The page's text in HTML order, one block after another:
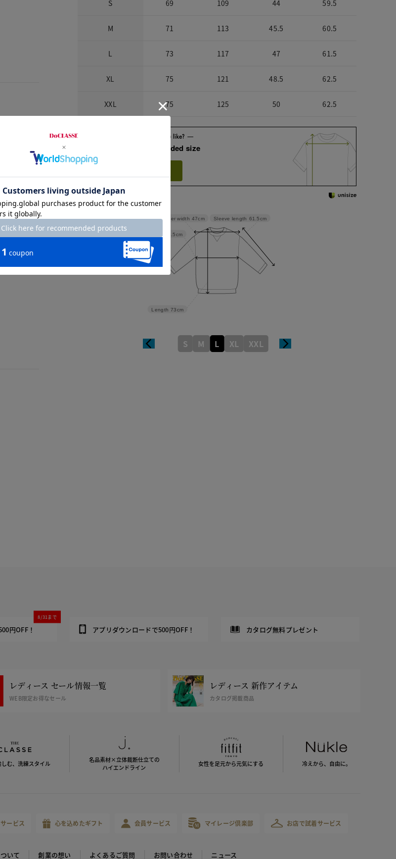
S 69 109 44 59.5
M 71 113 45.5 60.5
L 73 117 47 61.5
XL 75 121 48.5 62.5
XXL 75 125 50 62.5
Check the recommended size
Sleeve length 61.5cm
Length 73cm
58.5cm
Shoulder width 47cm
S M L XL XXL
円OFF！
8/31まで
アプリダウンロードで500円OFF！ カタログ無料プレゼント
レディース セール情報一覧
WEB限定お得なセール
レディース 新作アイテム
カタログ掲載商品
む、洗練スタイル
名品素材×立体裁断仕立ての
ハイエンドライン
女性を足元から元気にする 冷えから、 自由に。
ービス 心を込めたギフト 会員サービス マイレージ倶楽部 お店で試着サービス
いて 創業の想い よくあるご質問 お問い合わせ ニュース